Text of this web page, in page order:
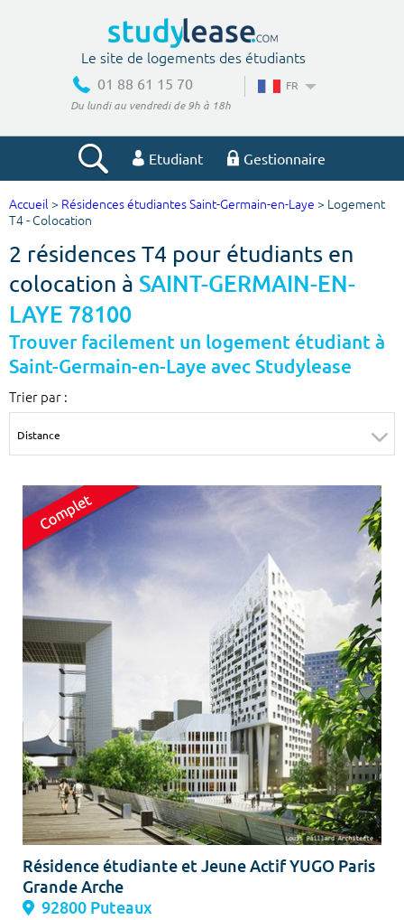
Le site de logements des étudiants
01 88 61 15 70
Du lundi au vendredi de 9h à 18h
FR
Etudiant Gestionnaire
Votre recherche
Ville, école
Budget min
€
Budget max
m² m²
Type de location
Votre date d'entrée
Chercher
Accueil > Résidences étudiantes Saint-Germain-en-Laye > Logement
T4 - Colocation
2 résidences T4 pour étudiants en
colocation à SAINT-GERMAIN-EN-
LAYE 78100
Trouver facilement un logement étudiant à
Saint-Germain-en-Laye avec Studylease
Trier par :
Résidence étudiante et Jeune Actif YUGO Paris
Grande Arche
92800 Puteaux